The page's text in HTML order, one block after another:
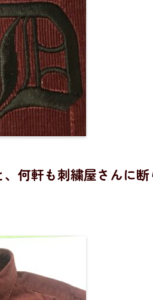
、何軒も刺繍屋さんに